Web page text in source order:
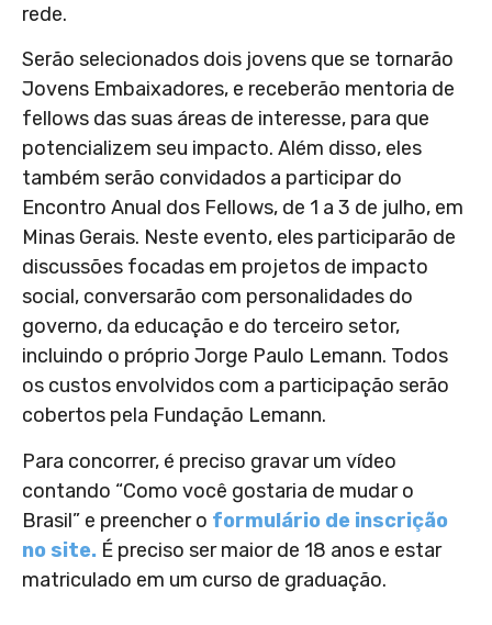
rede.
Serão selecionados dois jovens que se tornarão
Jovens Embaixadores, e receberão mentoria de
fellows das suas áreas de interesse, para que
potencializem seu impacto. Além disso, eles
também serão convidados a participar do
Encontro Anual dos Fellows, de 1 a 3 de julho, em
Minas Gerais. Neste evento, eles participarão de
discussões focadas em projetos de impacto
social, conversarão com personalidades do
governo, da educação e do terceiro setor,
incluindo o próprio Jorge Paulo Lemann. Todos
os custos envolvidos com a participação serão
cobertos pela Fundação Lemann.
Para concorrer, é preciso gravar um vídeo
contando “Como você gostaria de mudar o
Brasil” e preencher o formulário de inscrição
no site. É preciso ser maior de 18 anos e estar
matriculado em um curso de graduação.